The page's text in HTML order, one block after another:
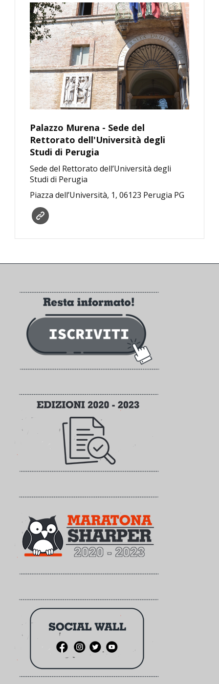
Palazzo Murena - Sede del
Rettorato dell'Università degli
Studi di Perugia
Sede del Rettorato dell’Università degli
Studi di Perugia
Piazza dell’Università, 1, 06123 Perugia PG